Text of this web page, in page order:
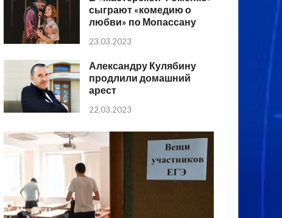
сыграют «комедию о
любви» по Мопассану
23.03.2023
Александру Кулябину
продлили домашний
арест
22.03.2023